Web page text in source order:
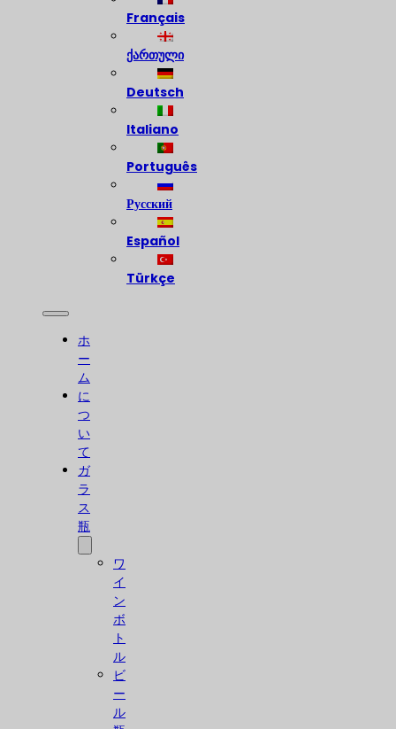
Français
ქართული
Deutsch
Italiano
Português
Русский
Español
Türkçe
ホ
ー
ム
に
つ
い
て
ガ
ラ
ス
瓶
ワ
イ
ン
ボ
ト
ル
ビ
ー
ル